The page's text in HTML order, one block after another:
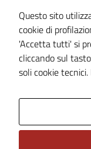
Cookie Policy
Note legali
Dichiarazione di
Piano di
Questo sito
cookie di
'Accetta tutti' si
cliccando sul
soli cookie tecnici.